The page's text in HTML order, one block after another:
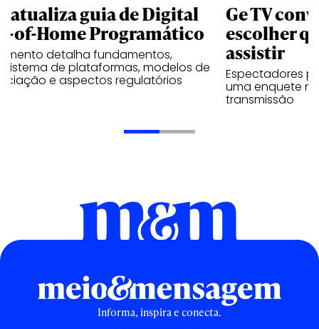
atualiza guia de Digital
of-Home Programático
detalha fundamentos,
de plataformas, modelos de
e aspectos regulatórios
Ge TV
escolher
assistir
Espectadores
uma enquete
transmissão
Informa, inspira e conecta.